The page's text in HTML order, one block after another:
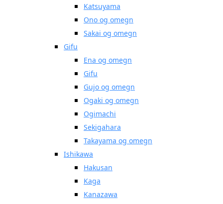
Katsuyama
Ono og omegn
Sakai og omegn
Gifu
Ena og omegn
Gifu
Gujo og omegn
Ogaki og omegn
Ogimachi
Sekigahara
Takayama og omegn
Ishikawa
Hakusan
Kaga
Kanazawa